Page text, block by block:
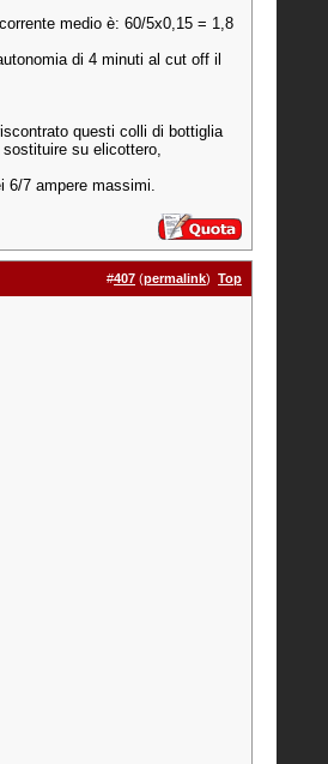
medio è: 60/5x0,15 = 1,8
di 4 minuti al cut off il
questi colli di bottiglia
su elicottero,
6/7 ampere massimi.
#407 (permalink) Top